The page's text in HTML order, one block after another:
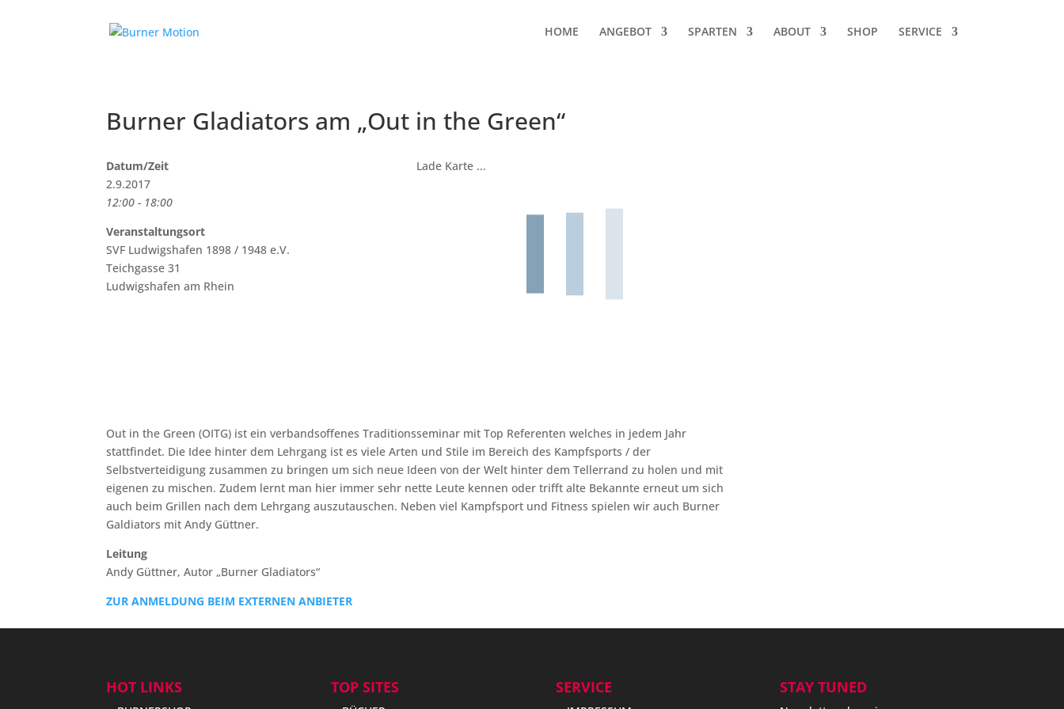
HOME ANGEBOT SPARTEN ABOUT SHOP SERVICE
Burner Gladiators am „Out in the Green“
Lade Karte ...
Datum/Zeit
2.9.2017
12:00 - 18:00
Veranstaltungsort
SVF Ludwigshafen 1898 / 1948 e.V.
Teichgasse 31
Ludwigshafen am Rhein
Out in the Green (OITG) ist ein verbandsoffenes Traditionsseminar mit Top Referenten welches in jedem Jahr
stattfindet. Die Idee hinter dem Lehrgang ist es viele Arten und Stile im Bereich des Kampfsports / der
Selbstverteidigung zusammen zu bringen um sich neue Ideen von der Welt hinter dem Tellerrand zu holen und mit
eigenen zu mischen. Zudem lernt man hier immer sehr nette Leute kennen oder trifft alte Bekannte erneut um sich
auch beim Grillen nach dem Lehrgang auszutauschen. Neben viel Kampfsport und Fitness spielen wir auch Burner
Galdiators mit Andy Güttner.
Leitung
Andy Güttner, Autor „Burner Gladiators“
ZUR ANMELDUNG BEIM EXTERNEN ANBIETER
HOT LINKS TOP SITES SERVICE STAY TUNED